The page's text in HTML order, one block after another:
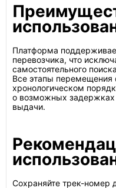
Платформа
перевозчика, что
самостоятельного
Все этапы перемещения
хронологическом
о возможных задержках
выдачи.
Сохраняйте трек-номер